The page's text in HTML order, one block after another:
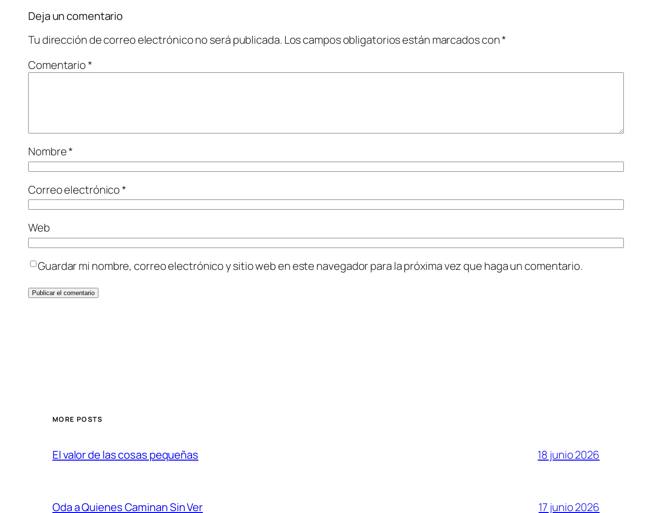
Deja un comentario
Tu dirección de correo electrónico no será publicada. Los campos obligatorios están marcados con*
Comentario*
Nombre*
Correo electrónico*
Web
Guardar mi nombre, correo electrónico y sitio web en este navegador para la próxima vez que haga un comentario.
MORE POSTS
El valor de las cosas pequeñas 18 junio 2026
Oda a Quienes Caminan Sin Ver 17 junio 2026